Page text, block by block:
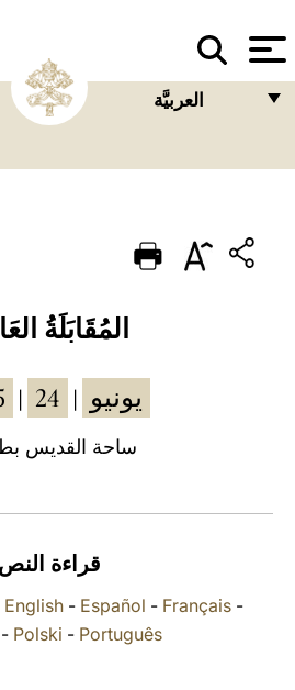
العربيَّة
PORTUGUÊS
المُقَابَلَةُ
يونيو 24
ساحة القديس
قراءة النص
English- Español - Français-
- Polski - Português